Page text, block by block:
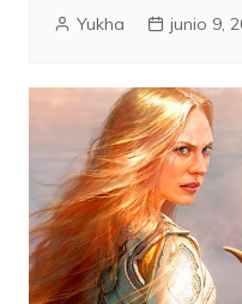
Yukha junio 9,